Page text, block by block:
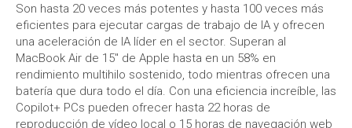
Son hasta 20 veces más potentes y hasta 100 veces más
eficientes para ejecutar cargas de trabajo de IA y ofrecen
una aceleración de IA líder en el sector. Superan al
MacBook Air de 15″ de Apple hasta en un 58% en
rendimiento multihilo sostenido, todo mientras ofrecen una
batería que dura todo el día. Con una eficiencia increíble, las
Copilot+ PCs pueden ofrecer hasta 22 horas de
reproducción de vídeo local o 15 horas de navegación web